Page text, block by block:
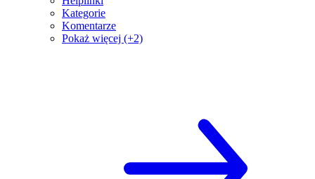
Kategorie
Komentarze
Pokaż więcej (+2)